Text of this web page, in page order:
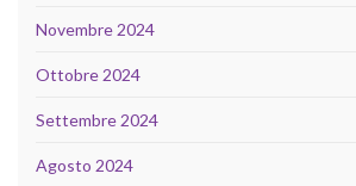
Novembre 2024
Ottobre 2024
Settembre 2024
Agosto 2024